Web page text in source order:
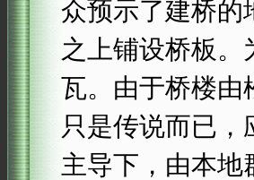
众预示了建桥的
之上铺设桥板
瓦。由于桥楼由
只是传说而已
主导下，由本地